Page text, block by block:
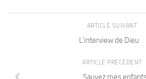
ARTICLE SUIVANT
L’interview de Dieu
ARTICLE PRÉCÉDENT
Sauvez mes